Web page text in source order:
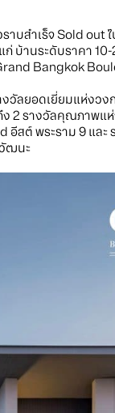
สำเร็จ Sold out
บ้านระดับราคา
Bangkok
วัลยอดเยี่ยมแห่งว
2 รางวัลคุณภาพแ
สต์ พระราม 9 และ
ฒนะ